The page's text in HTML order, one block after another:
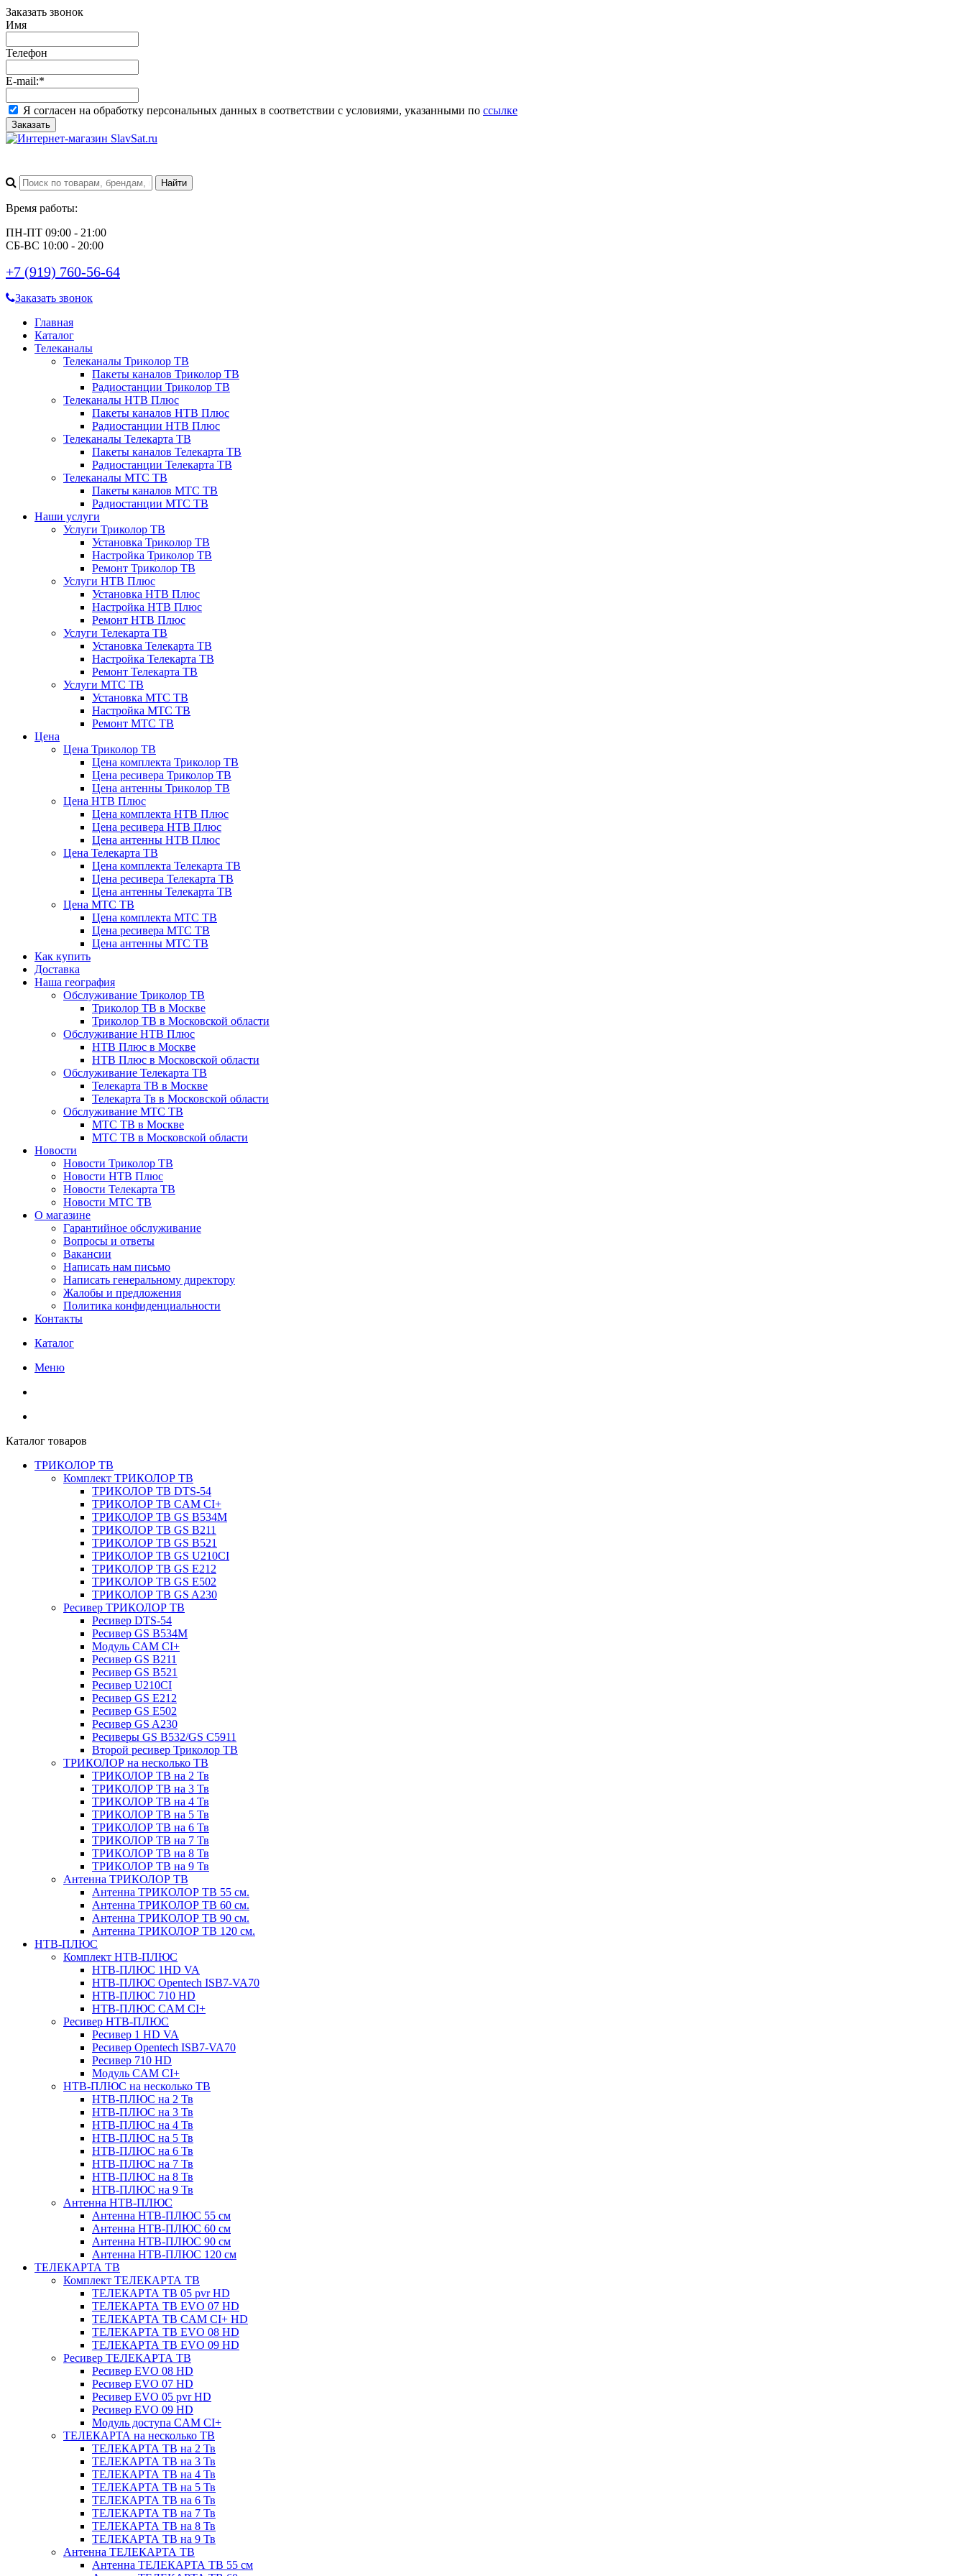
Заказать звонок
Имя
Телефон
E-mail:*
Я согласен на обработку персональных данных в соответствии с условиями, указанными по ссылке
Заказать
Время работы:
ПН-ПТ 09:00 - 21:00
СБ-ВС 10:00 - 20:00
+7 (919) 760-56-64
Заказать звонок
Главная
Каталог
Телеканалы
Телеканалы Триколор ТВ
Пакеты каналов Триколор ТВ
Радиостанции Триколор ТВ
Телеканалы НТВ Плюс
Пакеты каналов НТВ Плюс
Радиостанции НТВ Плюс
Телеканалы Телекарта ТВ
Пакеты каналов Телекарта ТВ
Радиостанции Телекарта ТВ
Телеканалы МТС ТВ
Пакеты каналов МТС ТВ
Радиостанции МТС ТВ
Наши услуги
Услуги Триколор ТВ
Установка Триколор ТВ
Настройка Триколор ТВ
Ремонт Триколор ТВ
Услуги НТВ Плюс
Установка НТВ Плюс
Настройка НТВ Плюс
Ремонт НТВ Плюс
Услуги Телекарта ТВ
Установка Телекарта ТВ
Настройка Телекарта ТВ
Ремонт Телекарта ТВ
Услуги МТС ТВ
Установка МТС ТВ
Настройка МТС ТВ
Ремонт МТС ТВ
Цена
Цена Триколор ТВ
Цена комплекта Триколор ТВ
Цена ресивера Триколор ТВ
Цена антенны Триколор ТВ
Цена НТВ Плюс
Цена комплекта НТВ Плюс
Цена ресивера НТВ Плюс
Цена антенны НТВ Плюс
Цена Телекарта ТВ
Цена комплекта Телекарта ТВ
Цена ресивера Телекарта ТВ
Цена антенны Телекарта ТВ
Цена МТС ТВ
Цена комплекта МТС ТВ
Цена ресивера МТС ТВ
Цена антенны МТС ТВ
Как купить
Доставка
Наша география
Обслуживание Триколор ТВ
Триколор ТВ в Москве
Триколор ТВ в Московской области
Обслуживание НТВ Плюс
НТВ Плюс в Москве
НТВ Плюс в Московской области
Обслуживание Телекарта ТВ
Телекарта ТВ в Москве
Телекарта Тв в Московской области
Обслуживание МТС ТВ
МТС ТВ в Москве
МТС ТВ в Московской области
Новости
Новости Триколор ТВ
Новости НТВ Плюс
Новости Телекарта ТВ
Новости МТС ТВ
О магазине
Гарантийное обслуживание
Вопросы и ответы
Вакансии
Написать нам письмо
Написать генеральному директору
Жалобы и предложения
Политика конфиденциальности
Контакты
Каталог
Меню
Каталог товаров
ТРИКОЛОР ТВ
Комплект ТРИКОЛОР ТВ
ТРИКОЛОР ТВ DTS-54
ТРИКОЛОР ТВ CAM CI+
ТРИКОЛОР ТВ GS B534M
ТРИКОЛОР ТВ GS B211
ТРИКОЛОР ТВ GS B521
ТРИКОЛОР ТВ GS U210CI
ТРИКОЛОР ТВ GS E212
ТРИКОЛОР ТВ GS E502
ТРИКОЛОР ТВ GS A230
Ресивер ТРИКОЛОР ТВ
Ресивер DTS-54
Ресивер GS B534M
Модуль CAM CI+
Ресивер GS B211
Ресивер GS B521
Ресивер U210CI
Ресивер GS E212
Ресивер GS E502
Ресивер GS A230
Ресиверы GS B532/GS C5911
Второй ресивер Триколор ТВ
ТРИКОЛОР на несколько ТВ
ТРИКОЛОР ТВ на 2 Тв
ТРИКОЛОР ТВ на 3 Тв
ТРИКОЛОР ТВ на 4 Тв
ТРИКОЛОР ТВ на 5 Тв
ТРИКОЛОР ТВ на 6 Тв
ТРИКОЛОР ТВ на 7 Тв
ТРИКОЛОР ТВ на 8 Тв
ТРИКОЛОР ТВ на 9 Тв
Антенна ТРИКОЛОР ТВ
Антенна ТРИКОЛОР ТВ 55 см.
Антенна ТРИКОЛОР ТВ 60 см.
Антенна ТРИКОЛОР ТВ 90 см.
Антенна ТРИКОЛОР ТВ 120 см.
НТВ-ПЛЮС
Комплект НТВ-ПЛЮС
НТВ-ПЛЮС 1HD VA
НТВ-ПЛЮС Opentech ISB7-VA70
НТВ-ПЛЮС 710 HD
НТВ-ПЛЮС CAM CI+
Ресивер НТВ-ПЛЮС
Ресивер 1 HD VA
Ресивер Opentech ISB7-VA70
Ресивер 710 HD
Модуль CAM CI+
НТВ-ПЛЮС на несколько ТВ
НТВ-ПЛЮС на 2 Тв
НТВ-ПЛЮС на 3 Тв
НТВ-ПЛЮС на 4 Тв
НТВ-ПЛЮС на 5 Тв
НТВ-ПЛЮС на 6 Тв
НТВ-ПЛЮС на 7 Тв
НТВ-ПЛЮС на 8 Тв
НТВ-ПЛЮС на 9 Тв
Антенна НТВ-ПЛЮС
Антенна НТВ-ПЛЮС 55 см
Антенна НТВ-ПЛЮС 60 см
Антенна НТВ-ПЛЮС 90 см
Антенна НТВ-ПЛЮС 120 см
ТЕЛЕКАРТА ТВ
Комплект ТЕЛЕКАРТА ТВ
ТЕЛЕКАРТА ТВ 05 pvr HD
ТЕЛЕКАРТА ТВ EVO 07 HD
ТЕЛЕКАРТА ТВ CAM CI+ HD
ТЕЛЕКАРТА ТВ EVO 08 HD
ТЕЛЕКАРТА ТВ EVO 09 HD
Ресивер ТЕЛЕКАРТА ТВ
Ресивер EVO 08 HD
Ресивер EVO 07 HD
Ресивер EVO 05 pvr HD
Ресивер EVO 09 HD
Модуль доступа CAM CI+
ТЕЛЕКАРТА на несколько ТВ
ТЕЛЕКАРТА ТВ на 2 Тв
ТЕЛЕКАРТА ТВ на 3 Тв
ТЕЛЕКАРТА ТВ на 4 Тв
ТЕЛЕКАРТА ТВ на 5 Тв
ТЕЛЕКАРТА ТВ на 6 Тв
ТЕЛЕКАРТА ТВ на 7 Тв
ТЕЛЕКАРТА ТВ на 8 Тв
ТЕЛЕКАРТА ТВ на 9 Тв
Антенна ТЕЛЕКАРТА ТВ
Антенна ТЕЛЕКАРТА ТВ 55 см